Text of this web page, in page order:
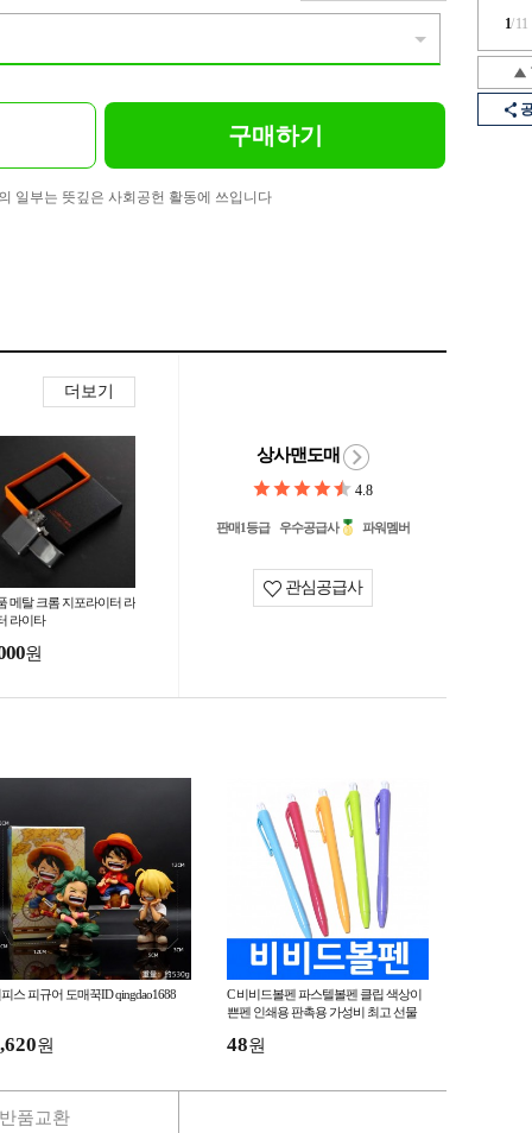
1/11
구매하기
일부는 뜻깊은 사회공헌 활동에 쓰입니다
더보기
메탈 크롬 지포라이터 라
라이타
원
상사맨도매
4.8
판매1등급 우수공급사 파워멤버
관심공급사
스 피규어 도매꾹ID qingdao1688
원
C 비비드볼펜 파스텔볼펜 클립 색상이
쁜펜 인쇄용 판촉용 가성비 최고 선물
48원
반품교환